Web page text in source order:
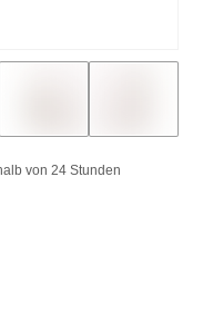
von 24 Stunden